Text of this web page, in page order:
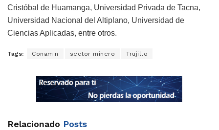
Cristóbal de Huamanga, Universidad Privada de Tacna,
Universidad Nacional del Altiplano, Universidad de
Ciencias Aplicadas, entre otros.
Tags: Conamin sector minero Trujillo
Relacionado Posts